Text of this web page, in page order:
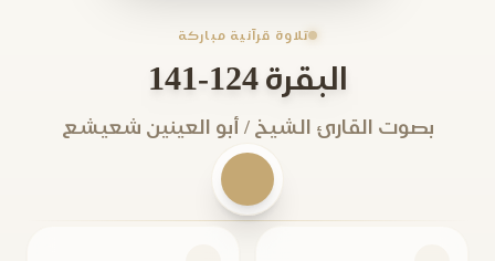
تلاوة قرآنية مباركة
البقرة 124-141
بصوت القارئ الشيخ / أبو العينين شعيشع